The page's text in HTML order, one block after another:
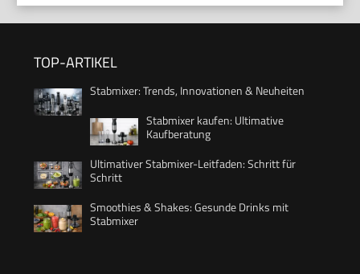
TOP-ARTIKEL
Stabmixer: Trends, Innovationen & Neuheiten
Stabmixer kaufen: Ultimative
Kaufberatung
Ultimativer Stabmixer-Leitfaden: Schritt für
Schritt
Smoothies & Shakes: Gesunde Drinks mit
Stabmixer